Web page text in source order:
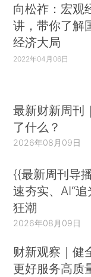
向松祚：宏观
讲，带你了解
经济大局
2022年04月06日
最新财新周刊
了什么？
2026年08月09日
{{最新周刊导
速夯实、AI“
狂潮
2026年08月09日
财新观察｜健
更好服务高质